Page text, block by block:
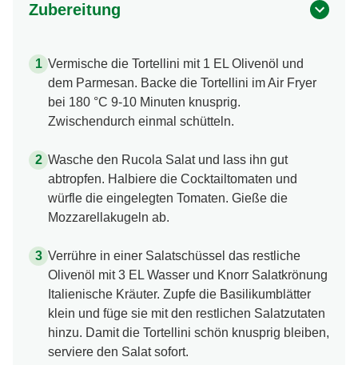
Zubereitung
Vermische die Tortellini mit 1 EL Olivenöl und
dem Parmesan. Backe die Tortellini im Air Fryer
bei 180 °C 9-10 Minuten knusprig.
Zwischendurch einmal schütteln.
Wasche den Rucola Salat und lass ihn gut
abtropfen. Halbiere die Cocktailtomaten und
würfle die eingelegten Tomaten. Gieße die
Mozzarellakugeln ab.
Verrühre in einer Salatschüssel das restliche
Olivenöl mit 3 EL Wasser und Knorr Salatkrönung
Italienische Kräuter. Zupfe die Basilikumblätter
klein und füge sie mit den restlichen Salatzutaten
hinzu. Damit die Tortellini schön knusprig bleiben,
serviere den Salat sofort.